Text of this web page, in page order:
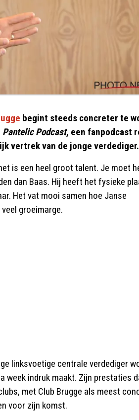
begint steeds concreter te
Pantelic Podcast, een fanpodcast
vertrek van de jonge verdediger.
is een heel groot talent. Je moet
dan Baas. Hij heeft het fysieke
Het vat mooi samen hoe Janse
groeimarge.
linksvoetige centrale verdediger
week indruk maakt. Zijn prestaties
met Club Brugge als meest
voor zijn komst.